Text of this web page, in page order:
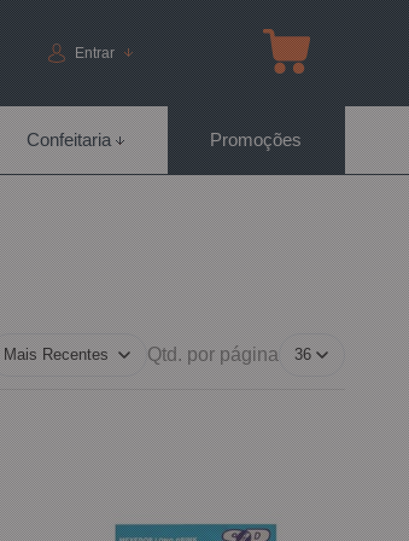
Entrar
Confeitaria Promoções
Qtd. por página